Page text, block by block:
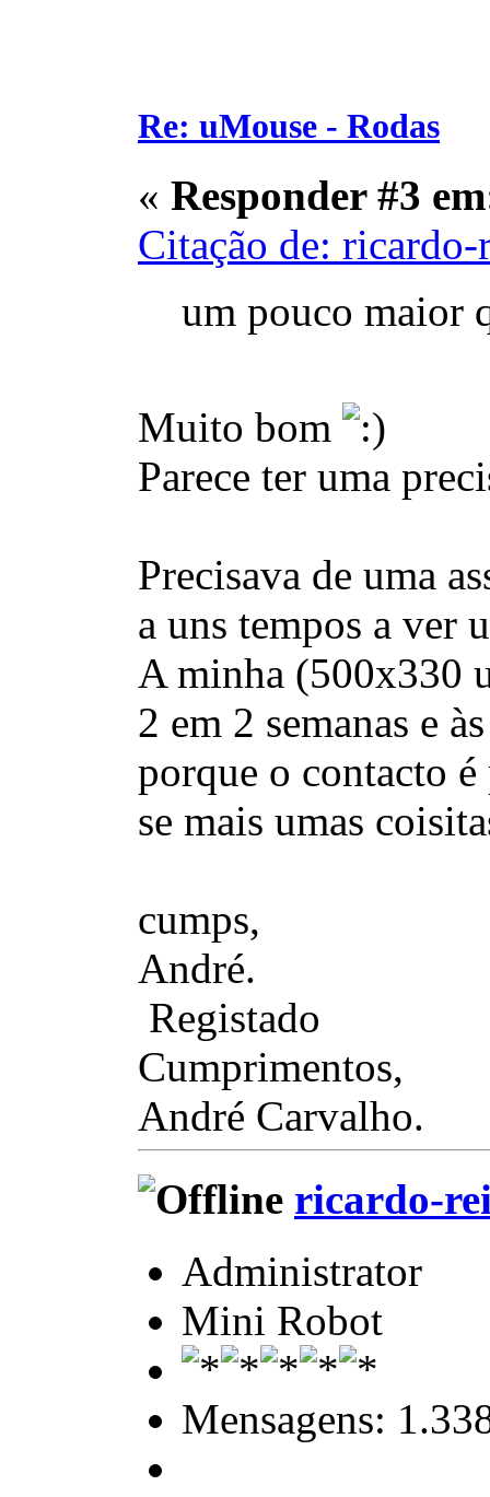
Re: uMouse - Rodas
« Responder #3
Citação de:
um pouco maior
Muito bom
Parece ter uma
Precisava de uma
a uns tempos a ver
A minha (500x330
2 em 2 semanas e
porque o contacto
se mais umas
cumps,
André.
Registado
Cumprimentos,
André Carvalho.
ricardo-
Administrator
Mini Robot
Mensagens: